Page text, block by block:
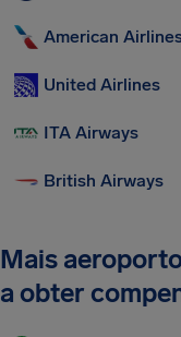
American
United Airlines
ITA Airways
British Airways
Mais
a obter